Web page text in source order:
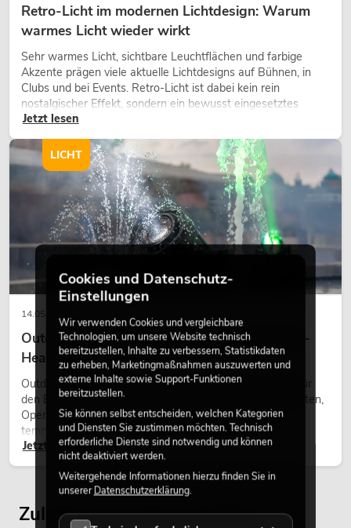
Retro-Licht im modernen Lichtdesign: Warum
warmes Licht wieder wirkt
Sehr warmes Licht, sichtbare Leuchtflächen und farbige
Akzente prägen viele aktuelle Lichtdesigns auf Bühnen, in
Clubs und bei Events. Retro-Licht ist dabei kein rein
nostalgischer Effekt, sondern ein bewusst eingesetztes
Gestaltungsmittel: Es schafft Atmosphäre, gibt Szenen
wirken lassen.
Jetzt lesen
14.05.2026
Outdoor Moving-Heads: Wetterfeste Moving-
Heads bei Events
Outdoor Moving-Heads sind bewegliche Scheinwerfer für
den Einsatz im Freien. Sie werden bei Festivals, Stadtfesten,
Open-Air-Konzerten, Architekturinszenierungen und
temporären Außeninstallationen eingesetzt.
Jetzt lesen
LICHT
Zuletzt angesehene Artikel
Cookies und Datenschutz-
Einstellungen
Wir verwenden Cookies und vergleichbare
Technologien, um unsere Website technisch
bereitzustellen, Inhalte zu verbessern, Statistikdaten
zu erheben, Marketingmaßnahmen auszuwerten und
externe Inhalte sowie Support-Funktionen
bereitzustellen.
Sie können selbst entscheiden, welchen Kategorien
und Diensten Sie zustimmen möchten. Technisch
erforderliche Dienste sind notwendig und können
nicht deaktiviert werden.
Weitergehende Informationen hierzu finden Sie in
unsererDatenschutzerklärung.